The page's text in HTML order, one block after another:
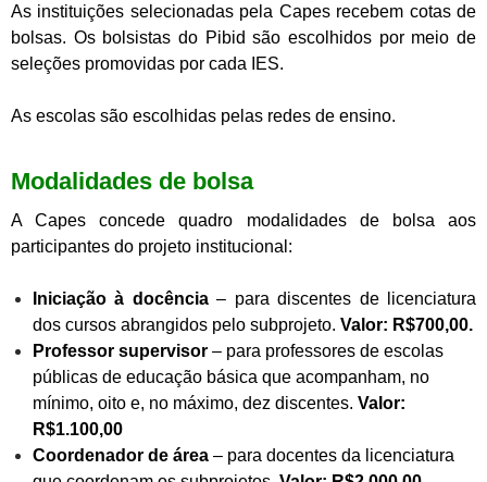
As instituições selecionadas pela Capes recebem cotas de
bolsas. Os bolsistas do Pibid são escolhidos por meio de
seleções promovidas por cada IES.
As escolas são escolhidas pelas redes de ensino.
Modalidades de bolsa
A Capes concede quadro modalidades de bolsa aos
participantes do projeto institucional:
Iniciação à docência– para discentes de licenciatura
dos cursos abrangidos pelo subprojeto. Valor: R$700,00.
Professor supervisor – para professores de escolas
públicas de educação básica que acompanham, no
mínimo, oito e, no máximo, dez discentes. Valor:
R$1.100,00
Coordenador de área – para docentes da licenciatura